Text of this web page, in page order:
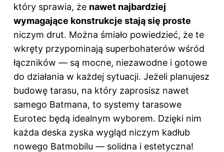
który sprawia, że nawet najbardziej
wymagające konstrukcje stają się proste
niczym drut. Można śmiało powiedzieć, że te
wkręty przypominają superbohaterów wśród
łączników — są mocne, niezawodne i gotowe
do działania w każdej sytuacji. Jeżeli planujesz
budowę tarasu, na który zaprosisz nawet
samego Batmana, to systemy tarasowe
Eurotec będą idealnym wyborem. Dzięki nim
każda deska zyska wygląd niczym kadłub
nowego Batmobilu — solidna i estetyczna!